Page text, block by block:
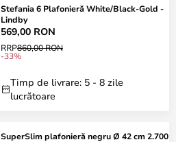
Stefania 6 Plafonieră White/Black-Gold -
Lindby
569,00 RON
RRP860,00 RON
-33%
Timp de livrare: 5 - 8 zile
lucrătoare
SuperSlim plafonieră negru Ø 42 cm 2.700